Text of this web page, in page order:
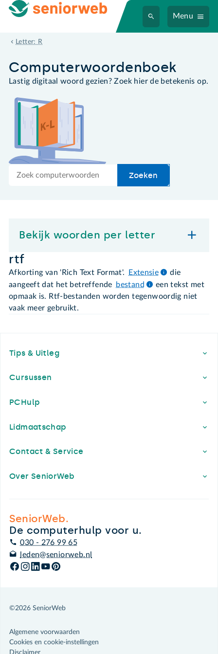
Menu
Letter: R
rtf
Computer­woordenboek
Lastig digitaal woord gezien? Zoek hier de betekenis op.
Zoek
Zoeken
Bekijk woorden per letter
rtf
Afkorting van 'Rich Text Format'. Extensie
die
aangeeft dat het betreffende
bestand
een tekst met
opmaak is. Rtf-bestanden worden tegenwoordig niet
vaak meer gebruikt.
Tips & Uitleg
Cursussen
PCHulp
Lidmaatschap
Contact & Service
Over SeniorWeb
SeniorWeb.
De computerhulp voor u.
030 - 276 99 65
leden@seniorweb.nl
©2026 SeniorWeb
Algemene voorwaarden
Cookies en cookie-instellingen